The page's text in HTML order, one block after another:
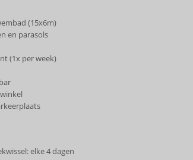
(15x6m)
en parasols
(1x per week)
elke 4 dagen